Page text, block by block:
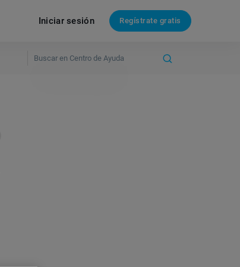
Iniciar sesión Regístrate gratis